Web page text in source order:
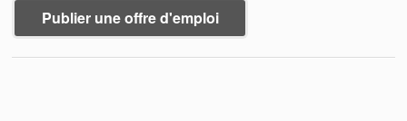
Publier une offre d'emploi